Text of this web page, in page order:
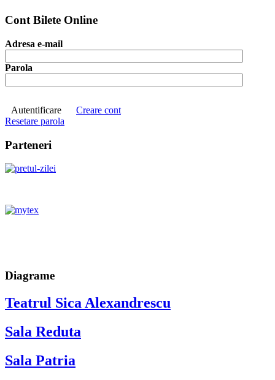
Cont Bilete Online
Adresa e-mail
Parola
Autentificare
Creare cont
Resetare parola
Parteneri
Diagrame
Teatrul Sica Alexandrescu
Sala Reduta
Sala Patria